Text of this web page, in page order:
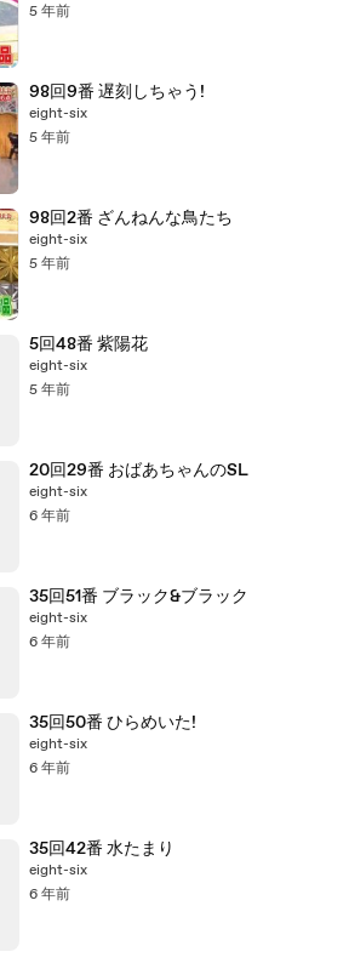
5 年前
98回9番 遅刻しちゃう!
eight-six
5 年前
98回2番 ざんねんな鳥たち
eight-six
5 年前
5回48番 紫陽花
eight-six
5 年前
20回29番 おばあちゃんのSL
eight-six
6 年前
35回51番 ブラック&ブラック
eight-six
6 年前
35回50番 ひらめいた!
eight-six
6 年前
35回42番 水たまり
eight-six
6 年前